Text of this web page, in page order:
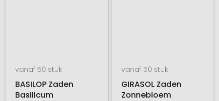
vanaf 50 stuk
BASILOP Zaden
Basilicum
vanaf 50 stuk
GIRASOL Zaden
Zonnebloem